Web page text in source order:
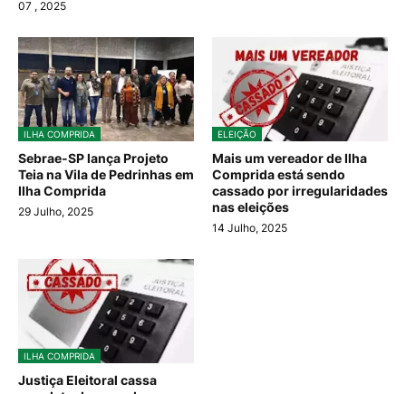
07 , 2025
ILHA COMPRIDA
Sebrae-SP lança Projeto
Teia na Vila de Pedrinhas em
Ilha Comprida
29 Julho, 2025
ELEIÇÃO
Mais um vereador de Ilha
Comprida está sendo
cassado por irregularidades
nas eleições
14 Julho, 2025
ILHA COMPRIDA
Justiça Eleitoral cassa